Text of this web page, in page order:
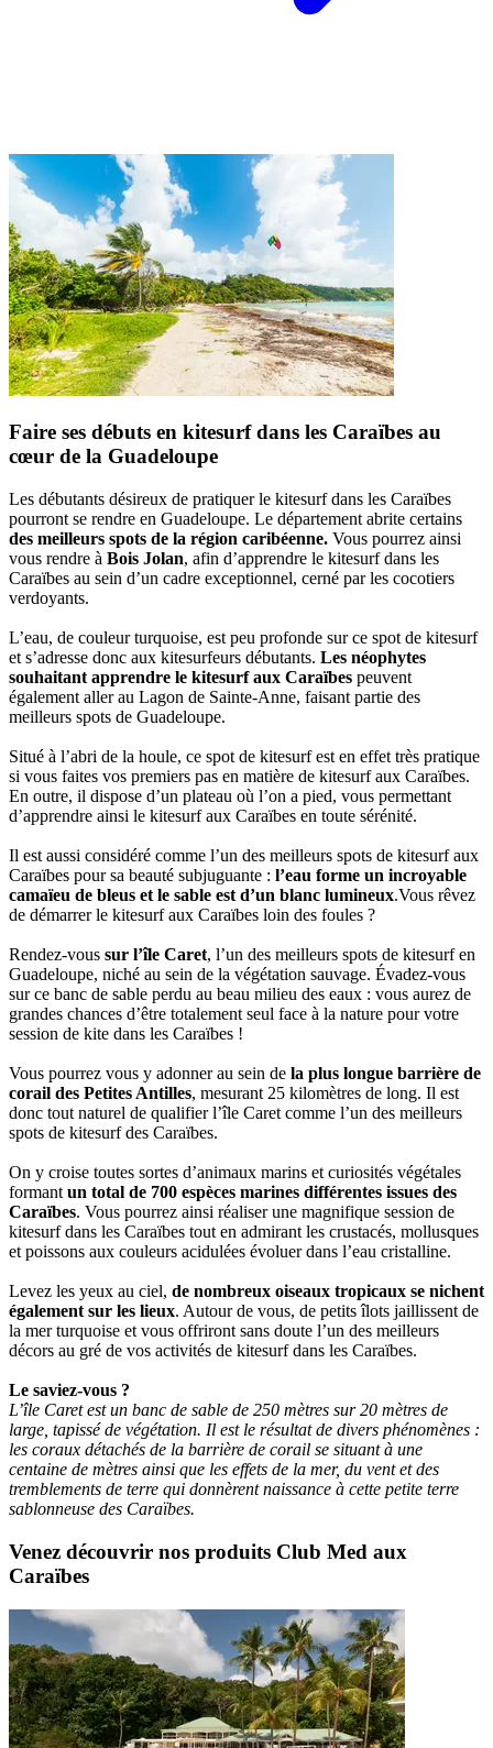
Faire ses débuts en kitesurf dans les Caraïbes au
cœur de la Guadeloupe
Les débutants désireux de pratiquer le kitesurf dans les Caraïbes
pourront se rendre en Guadeloupe. Le département abrite certains
des meilleurs spots de la région caribéenne. Vous pourrez ainsi
vous rendre à Bois Jolan, afin d’apprendre le kitesurf dans les
Caraïbes au sein d’un cadre exceptionnel, cerné par les cocotiers
verdoyants.
L’eau, de couleur turquoise, est peu profonde sur ce spot de kitesurf
et s’adresse donc aux kitesurfeurs débutants. Les néophytes
souhaitant apprendre le kitesurf aux Caraïbes peuvent
également aller au Lagon de Sainte-Anne, faisant partie des
meilleurs spots de Guadeloupe.
Situé à l’abri de la houle, ce spot de kitesurf est en effet très pratique
si vous faites vos premiers pas en matière de kitesurf aux Caraïbes.
En outre, il dispose d’un plateau où l’on a pied, vous permettant
d’apprendre ainsi le kitesurf aux Caraïbes en toute sérénité.
Il est aussi considéré comme l’un des meilleurs spots de kitesurf aux
Caraïbes pour sa beauté subjuguante : l’eau forme un incroyable
camaïeu de bleus et le sable est d’un blanc lumineux.Vous rêvez
de démarrer le kitesurf aux Caraïbes loin des foules ?
Rendez-vous sur l’île Caret, l’un des meilleurs spots de kitesurf en
Guadeloupe, niché au sein de la végétation sauvage. Évadez-vous
sur ce banc de sable perdu au beau milieu des eaux : vous aurez de
grandes chances d’être totalement seul face à la nature pour votre
session de kite dans les Caraïbes !
Vous pourrez vous y adonner au sein de la plus longue barrière de
corail des Petites Antilles, mesurant 25 kilomètres de long. Il est
donc tout naturel de qualifier l’île Caret comme l’un des meilleurs
spots de kitesurf des Caraïbes.
On y croise toutes sortes d’animaux marins et curiosités végétales
formant un total de 700 espèces marines différentes issues des
Caraïbes. Vous pourrez ainsi réaliser une magnifique session de
kitesurf dans les Caraïbes tout en admirant les crustacés, mollusques
et poissons aux couleurs acidulées évoluer dans l’eau cristalline.
Levez les yeux au ciel, de nombreux oiseaux tropicaux se nichent
également sur les lieux. Autour de vous, de petits îlots jaillissent de
la mer turquoise et vous offriront sans doute l’un des meilleurs
décors au gré de vos activités de kitesurf dans les Caraïbes.
Le saviez-vous ?
L’île Caret est un banc de sable de 250 mètres sur 20 mètres de
large, tapissé de végétation. Il est le résultat de divers phénomènes :
les coraux détachés de la barrière de corail se situant à une
centaine de mètres ainsi que les effets de la mer, du vent et des
tremblements de terre qui donnèrent naissance à cette petite terre
sablonneuse des Caraïbes.
Venez découvrir nos produits Club Med aux
Caraïbes